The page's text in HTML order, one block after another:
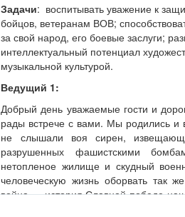
Задачи: воспитывать уважение к
бойцов, ветеранам ВОВ;
за свой народ, его боевые заслуги;
интеллектуальный потенциал
музыкальной культурой.
Ведущий 1:
Добрый день уважаемые гости и
рады встрече с вами. Мы родились
не слышали воя сирен,
разрушенных фашистскими
нетопленое жилище и скудный
человеческую жизнь оборвать так
война — история.Славной победе